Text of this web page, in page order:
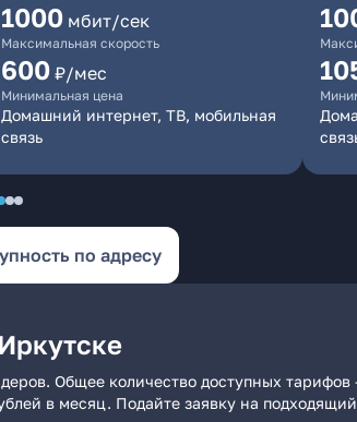
1000 мбит/сек
Максимальная скорость
600 ₽/мес
Минимальная цена
Домашний интернет, ТВ, мобильная
связь
по адресу
Общее количество доступных
в месяц. Подайте заявку на